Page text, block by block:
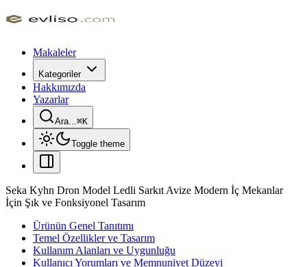
Makaleler
Kategoriler
Hakkımızda
Yazarlar
Ara...⌘K
Toggle theme
Seka Kyhn Dron Model Ledli Sarkıt Avize Modern İç Mekanlar
İçin Şık ve Fonksiyonel Tasarım
Ürünün Genel Tanıtımı
Temel Özellikler ve Tasarım
Kullanım Alanları ve Uygunluğu
Kullanıcı Yorumları ve Memnuniyet Düzeyi